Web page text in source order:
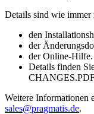
Details sind wie immer
den
der
der Online-Hilfe.
Details finden
Weitere Informationen
.